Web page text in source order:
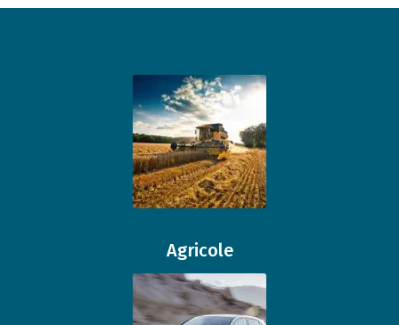
Agricole